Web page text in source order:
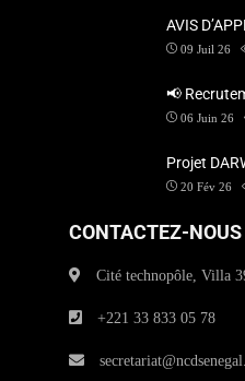
AVIS
09 Juil 26
📢
06 Juin 26
Projet
20 Fév 26
CONTACTEZ-NOUS
Cité technopôle, Villa
+221 33 833 05 78